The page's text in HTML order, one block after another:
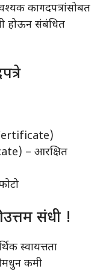
कागदपत्रांसोबत
होऊन संबंधित
– आरक्षित
संधी !
स्वायत्तता
कमी